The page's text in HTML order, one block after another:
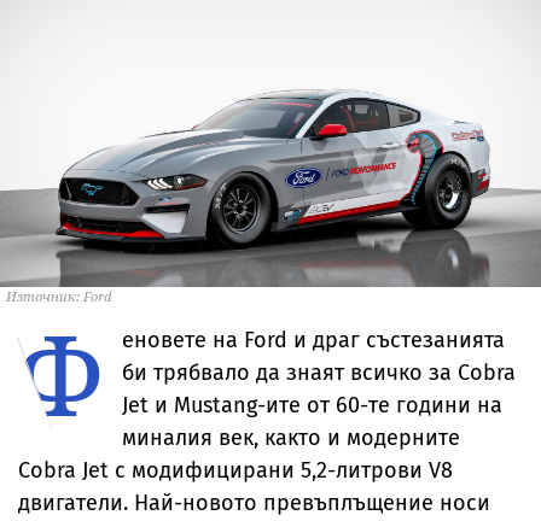
Източник: Ford
Ф
еновете на Ford и драг състезанията
би трябвало да знаят всичко за Cobra
Jet и Mustang-ите от 60-те години на
миналия век, както и модерните
Cobra Jet с модифицирани 5,2-литрови V8
двигатели. Най-новото превъплъщение носи